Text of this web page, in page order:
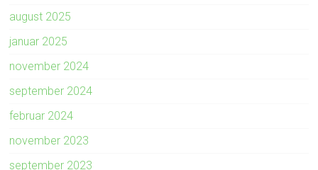
august 2025
januar 2025
november 2024
september 2024
februar 2024
november 2023
september 2023